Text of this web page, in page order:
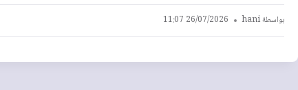
بواسطةhani
26/07/2026 11:07